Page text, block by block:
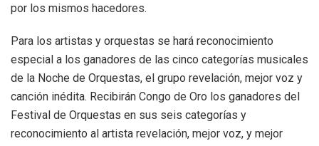
por los mismos hacedores.
Para los artistas y orquestas se hará reconocimiento
especial a los ganadores de las cinco categorías musicales
de la Noche de Orquestas, el grupo revelación, mejor voz y
canción inédita. Recibirán Congo de Oro los ganadores del
Festival de Orquestas en sus seis categorías y
reconocimiento al artista revelación, mejor voz, y mejor